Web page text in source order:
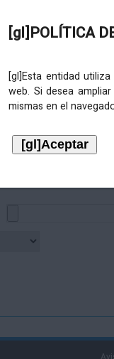
[gl]POLÍTICA
[gl]Esta entidad
web. Si desea
mismas en el
DIXITAL